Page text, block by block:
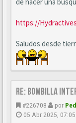
https://
Saludos desde
Re: BOMBILLA
#226708 por
05 Abr 2025, 07:05